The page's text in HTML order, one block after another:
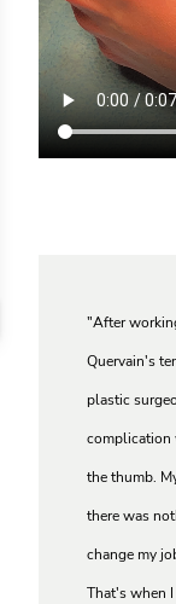
"After
Quervain's
plastic
complication
the thumb.
there was
change my
That's when